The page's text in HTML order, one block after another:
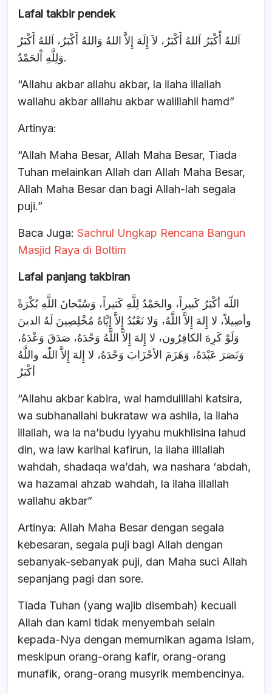
Lafal takbir pendek
اَللهُ أًكْبَرُ اَللهُ أَكْبَرُ، لاَ إِلَهَ إِلاَّ اللهُ وَاللهُ أَكْبَرُ، اَللهُ أَكْبَرُ
وَلِلَّهِ اْلحَمْدُ.
“Allahu akbar allahu akbar, la ilaha illallah
wallahu akbar alllahu akbar walillahil hamd”
Artinya:
“Allah Maha Besar, Allah Maha Besar, Tiada
Tuhan melainkan Allah dan Allah Maha Besar,
Allah Maha Besar dan bagi Allah-lah segala
puji.”
Baca Juga: Sachrul Ungkap Rencana Bangun
Masjid Raya di Boltim
Lafal panjang takbiran
اللّه أكْبَرُ كَبيراً، والحَمْدُ لِلَّهِ كَثيراً، وَسُبْحانَ اللَّهِ بُكْرَةً
وأصِيلاً، لا إِلهَ إِلاَّ اللَّهُ، وَلا نَعْبُدُ إِلاَّ إِيَّاهُ مُخْلِصِينَ لَهُ الدينَ
وَلَوْ كَرِهَ الكافِرُون، لا إِلهَ إِلاَّ اللَّهُ وَحْدَهُ، صَدَقَ وَعْدَهُ،
وَنَصَرَ عَبْدَهُ، وَهَزَمَ الأحْزَابَ وَحْدَهُ، لا إِلهَ إِلاَّ اللّه واللَّهُ
أكْبَرُ
“Allahu akbar kabira, wal hamdulillahi katsira,
wa subhanallahi bukrataw wa ashila, la ilaha
illallah, wa la na’budu iyyahu mukhlisina lahud
din, wa law karihal kafirun, la ilaha illlallah
wahdah, shadaqa wa’dah, wa nashara ‘abdah,
wa hazamal ahzab wahdah, la ilaha illallah
wallahu akbar”
Artinya: Allah Maha Besar dengan segala
kebesaran, segala puji bagi Allah dengan
sebanyak-sebanyak puji, dan Maha suci Allah
sepanjang pagi dan sore.
Tiada Tuhan (yang wajib disembah) kecuali
Allah dan kami tidak menyembah selain
kepada-Nya dengan memurnikan agama Islam,
meskipun orang-orang kafir, orang-orang
munafik, orang-orang musyrik membencinya.